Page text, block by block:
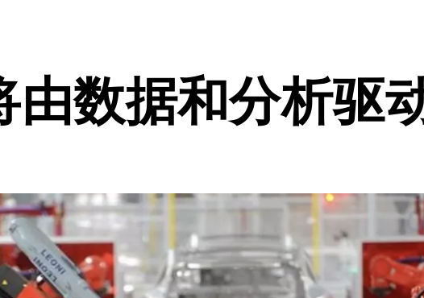
由数据和分析驱